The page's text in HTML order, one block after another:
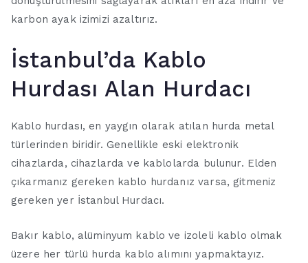
karbon ayak izimizi azaltırız.
İstanbul’da Kablo
Hurdası Alan Hurdacı
Kablo hurdası, en yaygın olarak atılan hurda metal
türlerinden biridir. Genellikle eski elektronik
cihazlarda, cihazlarda ve kablolarda bulunur. Elden
çıkarmanız gereken kablo hurdanız varsa, gitmeniz
gereken yer İstanbul Hurdacı.
Bakır kablo, alüminyum kablo ve izoleli kablo olmak
üzere her türlü hurda kablo alımını yapmaktayız.